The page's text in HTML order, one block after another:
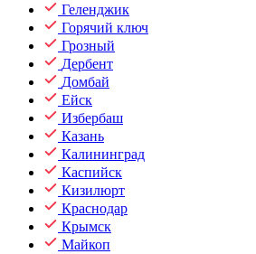
Геленджик
Горячий ключ
Грозный
Дербент
Домбай
Ейск
Избербаш
Казань
Калининград
Каспийск
Кизилюрт
Краснодар
Крымск
Майкоп